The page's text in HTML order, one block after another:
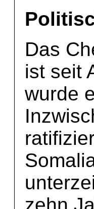
Das
ist seit
wurde
zehn